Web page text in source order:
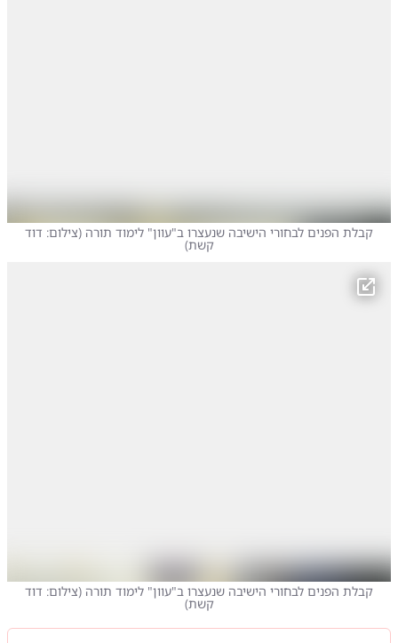
קבלת הפנים לבחורי הישיבה שנעצרו ב"עוון" לימוד תורה (צילום: דוד
קשת)
קבלת הפנים לבחורי הישיבה שנעצרו ב"עוון" לימוד תורה (צילום: דוד
קשת)